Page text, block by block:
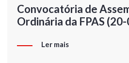
Convocatória de
Ordinária da FPAS
Ler mais